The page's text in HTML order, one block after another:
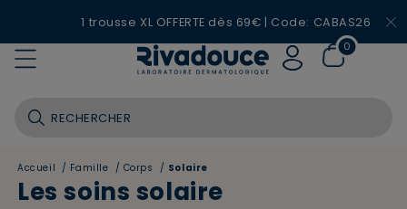
1 trousse XL OFFERTE dès 69€ | Code: CABAS26
0
Accueil / Famille / Corps / Solaire
Les soins solaire